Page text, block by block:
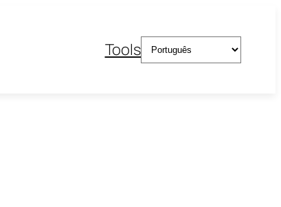
ToolsEscolha
um